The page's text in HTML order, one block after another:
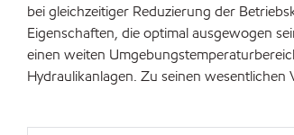
bei gleichzeitiger Reduzierung der
Eigenschaften, die optimal ausgewogen
einen weiten
Hydraulikanlagen. Zu seinen wesentlichen